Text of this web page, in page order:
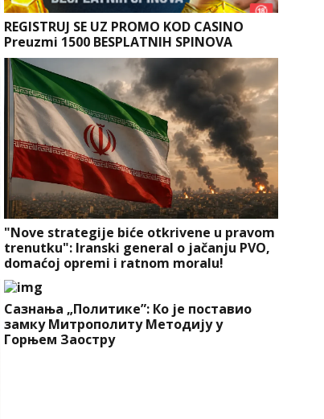
REGISTRUJ SE UZ PROMO KOD CASINO
Preuzmi 1500 BESPLATNIH SPINOVA
"Nove strategije biće otkrivene u pravom
trenutku": Iranski general o jačanju PVO,
domaćoj opremi i ratnom moralu!
Сазнања „Политике”: Ко је поставио
замку Митрополиту Методију у
Горњем Заостру